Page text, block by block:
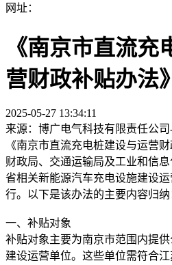
网址：
《南京市直流充
营财政补贴办法》
2025-05-27 13:34:11
来源：博广电气科技有限责任公司
《南京市直流充电桩建设与运营
财政局、交通运输局及工业和信
省相关新能源汽车充电设施建设
行。以下是该办法的主要内容归纳
一、补贴对象
补贴对象主要为南京市范围内提
建设运营单位。这些单位需符合